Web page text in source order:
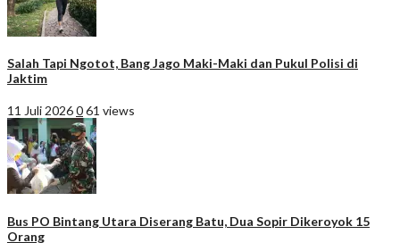
Salah Tapi Ngotot, Bang Jago Maki-Maki dan Pukul Polisi di
Jaktim
11 Juli 2026061 views
Bus PO Bintang Utara Diserang Batu, Dua Sopir Dikeroyok 15
Orang